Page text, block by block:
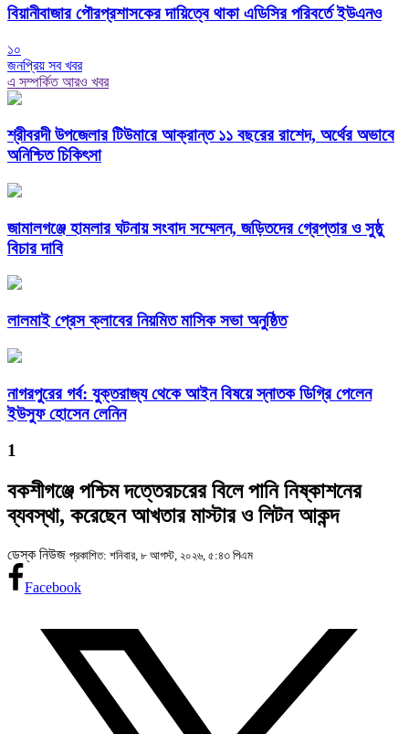
বিয়ানীবাজার পৌরপ্রশাসকের দায়িত্বে থাকা এডিসির পরিবর্তে ইউএনও
১০
জনপ্রিয় সব খবর
এ সম্পর্কিত আরও খবর
শ্রীবরদী উপজেলার টিউমারে আক্রান্ত ১১ বছরের রাশেদ, অর্থের অভাবে
অনিশ্চিত চিকিৎসা
জামালগঞ্জে হামলার ঘটনায় সংবাদ সম্মেলন, জড়িতদের গ্রেপ্তার ও সুষ্ঠু
বিচার দাবি
লালমাই প্রেস ক্লাবের নিয়মিত মাসিক সভা অনুষ্ঠিত
নাগরপুরের গর্ব: যুক্তরাজ্য থেকে আইন বিষয়ে স্নাতক ডিগ্রি পেলেন
ইউসুফ হোসেন লেনিন
1
বকশীগঞ্জে পশ্চিম দত্তেরচরের বিলে পানি নিষ্কাশনের
ব্যবস্থা, করেছেন আখতার মাস্টার ও লিটন আকন্দ
ডেস্ক নিউজ প্রকাশিত: শনিবার, ৮ আগস্ট, ২০২৬, ৫:৪৩ পিএম
Facebook